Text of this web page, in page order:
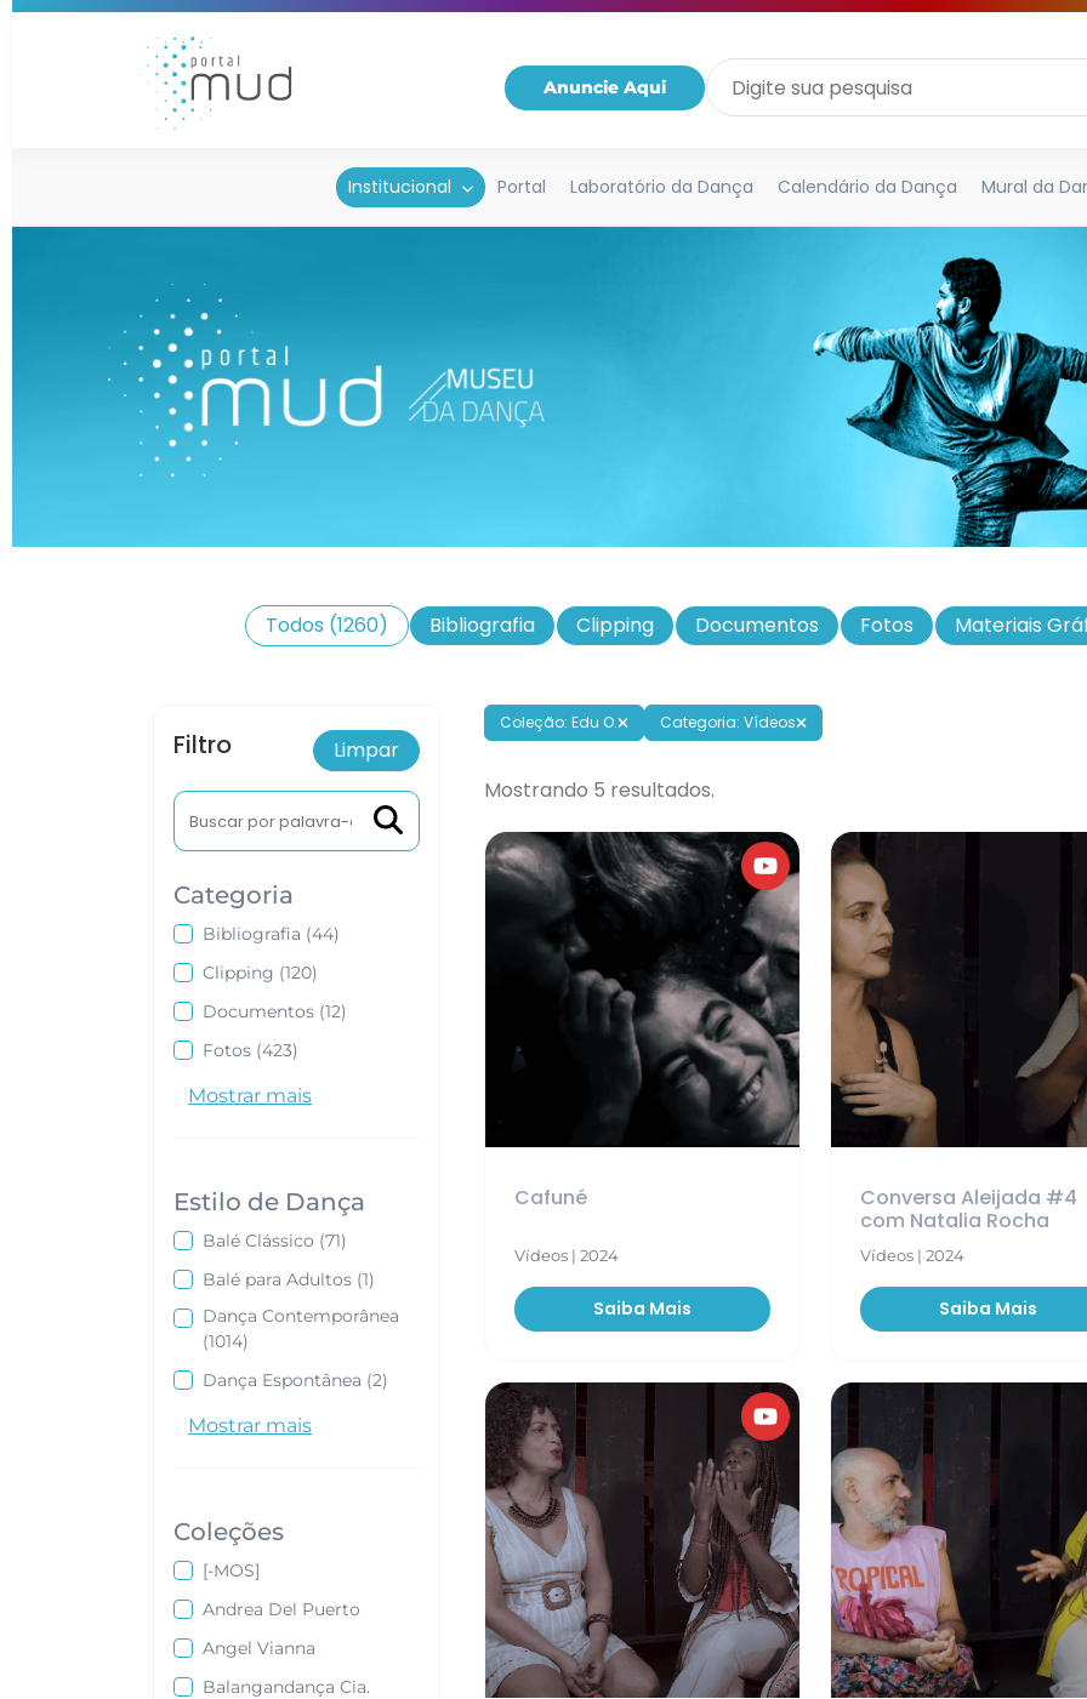
Anuncie Aqui
Institucional Portal Laboratório da Dança Calendário da Dança Mural da
Todos (1260) Bibliografia Clipping Documentos Fotos Materiais
Filtro Limpar
Categoria
Digite ou selecione os acervos
Bibliografia (44)
Clipping (120)
Documentos (12)
Fotos (423)
Mostrar mais
Estilo de Dança
Digite ou selecione os estilos
Balé Clássico (71)
Balé para Adultos (1)
Dança Contemporânea
(1014)
Dança Espontânea (2)
Mostrar mais
Coleções
Digite ou selecione as coleções
[-MOS]
Andrea Del Puerto
Angel Vianna
Balangandança Cia.
Coleção: Edu O. Categoria: Vídeos
Mostrando 5 resultados.
Cafuné
Vídeos | 2024
Saiba Mais
Conversa Aleijada #4
com Natalia Rocha
Vídeos | 2024
Saiba Mais